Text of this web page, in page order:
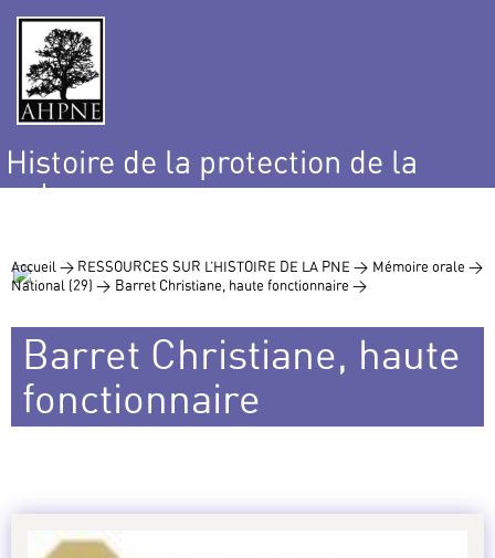
Histoire de la protection de la
nature
Accueil > RESSOURCES SUR L’HISTOIRE DE LA PNE > Mémoire orale >
National (29) > Barret Christiane, haute fonctionnaire >
Barret Christiane, haute
fonctionnaire